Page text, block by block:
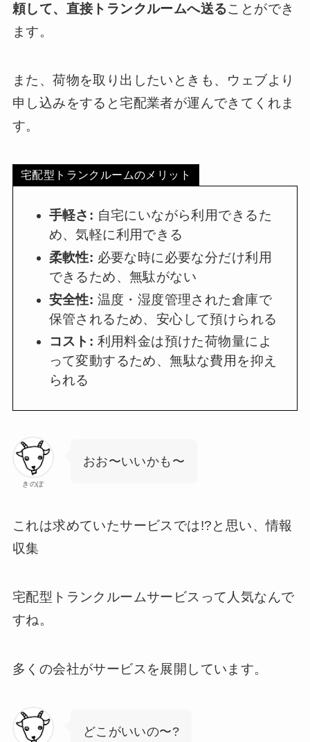
頼して、直接トランクルームへ送ることができ
ます。
また、荷物を取り出したいときも、ウェブより
申し込みをすると宅配業者が運んできてくれま
す。
宅配型トランクルームのメリット
手軽さ: 自宅にいながら利用できるた
め、気軽に利用できる
柔軟性: 必要な時に必要な分だけ利用
できるため、無駄がない
安全性: 温度・湿度管理された倉庫で
保管されるため、安心して預けられる
コスト: 利用料金は預けた荷物量によ
って変動するため、無駄な費用を抑え
られる
きのぽ
おお〜いいかも〜
これは求めていたサービスでは!?と思い、情報
収集
宅配型トランクルームサービスって人気なんで
すね。
多くの会社がサービスを展開しています。
どこがいいの〜?